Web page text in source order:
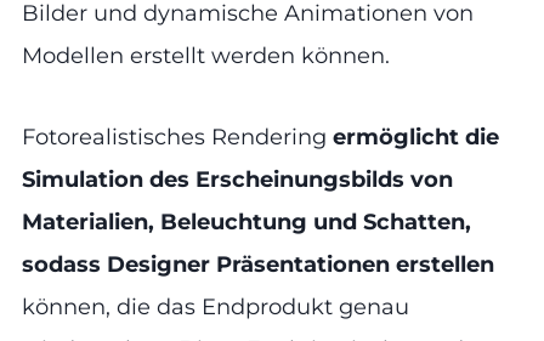
Bilder und dynamische Animationen von
Modellen erstellt werden können.
Fotorealistisches Rendering ermöglicht die
Simulation des Erscheinungsbilds von
Materialien, Beleuchtung und Schatten,
sodass Designer Präsentationen erstellen
können, die das Endprodukt genau